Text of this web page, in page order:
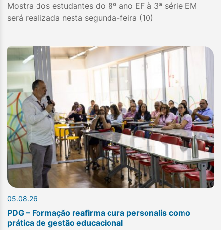
Mostra dos estudantes do 8º ano EF à 3ª série EM
será realizada nesta segunda-feira (10)
05.08.26
PDG – Formação reafirma cura personalis como
prática de gestão educacional